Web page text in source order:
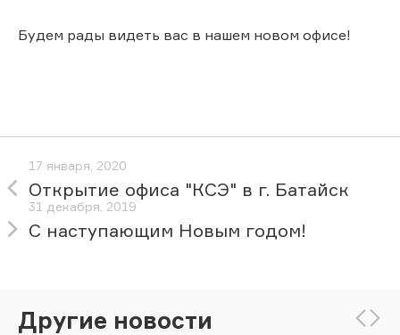
Будем рады видеть вас в нашем новом офисе!
17 января, 2020
Открытие офиса "КСЭ" в г. Батайск
31 декабря, 2019
С наступающим Новым годом!
Другие новости